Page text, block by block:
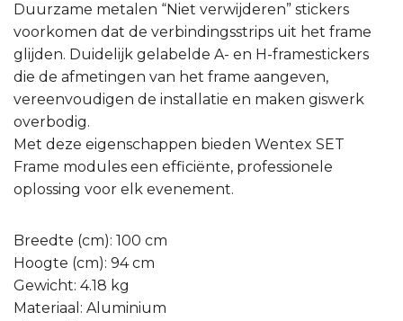
Duurzame metalen “Niet verwijderen” stickers
voorkomen dat de verbindingsstrips uit het frame
glijden. Duidelijk gelabelde A- en H-framestickers
die de afmetingen van het frame aangeven,
vereenvoudigen de installatie en maken giswerk
overbodig.
Met deze eigenschappen bieden Wentex SET
Frame modules een efficiënte, professionele
oplossing voor elk evenement.
Breedte (cm): 100 cm
Hoogte (cm): 94 cm
Gewicht: 4.18 kg
Materiaal: Aluminium